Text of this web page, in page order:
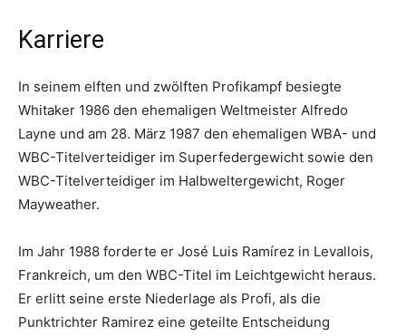
Karriere
In seinem elften und zwölften Profikampf besiegte
Whitaker 1986 den ehemaligen Weltmeister Alfredo
Layne und am 28. März 1987 den ehemaligen WBA- und
WBC-Titelverteidiger im Superfedergewicht sowie den
WBC-Titelverteidiger im Halbweltergewicht, Roger
Mayweather.
Im Jahr 1988 forderte er José Luis Ramírez in Levallois,
Frankreich, um den WBC-Titel im Leichtgewicht heraus.
Er erlitt seine erste Niederlage als Profi, als die
Punktrichter Ramirez eine geteilte Entscheidung